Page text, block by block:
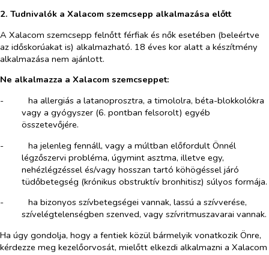
2. Tudnivalók a Xalacom szemcsepp alkalmazása előtt
A Xalacom szemcsepp felnőtt férfiak és nők esetében (beleértve
az időskorúakat is) alkalmazható. 18 éves kor alatt a készítmény
alkalmazása nem ajánlott.
Ne alkalmazza a Xalacom szemcseppet:
-​
ha allergiás a latanoprosztra, a timololra, béta-blokkolókra
vagy a gyógyszer (6. pontban felsorolt) egyéb
összetevőjére.
-​
ha jelenleg fennáll, vagy a múltban előfordult Önnél
légzőszervi probléma, úgymint asztma, illetve egy,
nehézlégzéssel és/vagy hosszan tartó köhögéssel járó
tüdőbetegség (krónikus obstruktív bronhitisz) súlyos formája.
-​
ha bizonyos szívbetegségei vannak, lassú a szívverése,
szívelégtelenségben szenved, vagy szívritmuszavarai vannak.
Ha úgy gondolja, hogy a fentiek közül bármelyik vonatkozik Önre,
kérdezze meg kezelőorvosát, mielőtt elkezdi alkalmazni a Xalacom